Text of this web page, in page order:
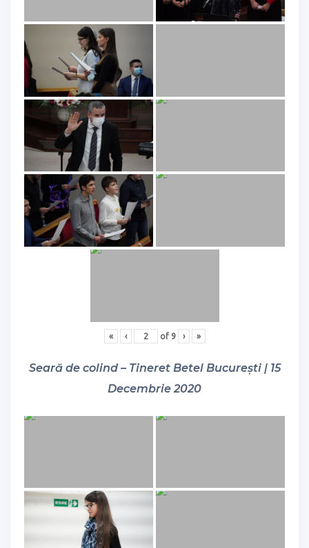
« ‹ of 9 › »
Seară de colind – Tineret Betel București | 15
Decembrie 2020